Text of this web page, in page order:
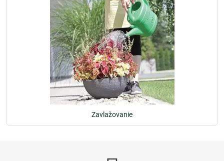
Zavlažovanie